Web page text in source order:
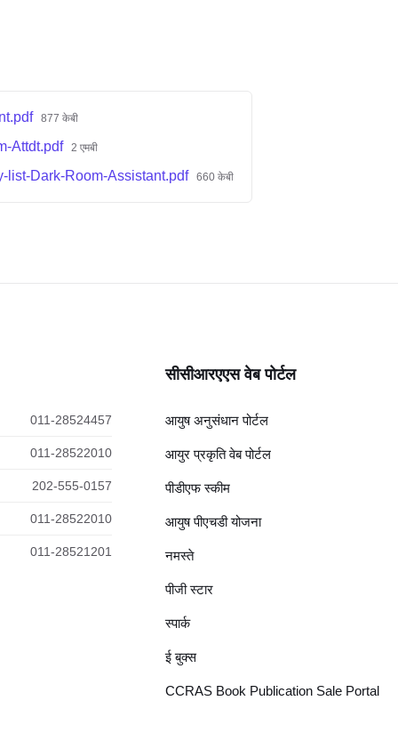
877 केबी
Attdt.pdf 2 एमबी
list-Dark-Room-Assistant.pdf 660 केबी
011-28524457
011-28522010
202-555-0157
011-28522010
011-28521201
सीसीआरएएस वेब पोर्टल
आयुष अनुसंधान पोर्टल
आयुर प्रकृति वेब पोर्टल
पीडीएफ स्कीम
आयुष पीएचडी योजना
नमस्ते
पीजी स्टार
स्पार्क
ई बुक्स
CCRAS Book Publication Sale Portal